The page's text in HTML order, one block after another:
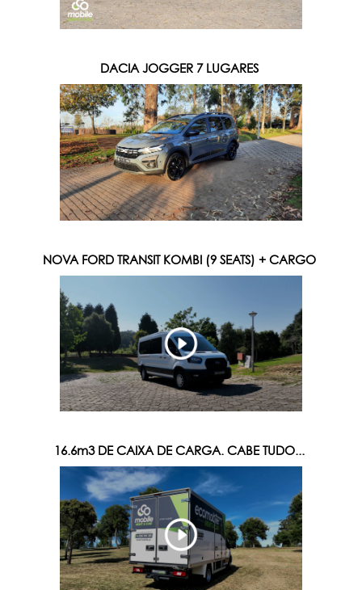
DACIA JOGGER 7 LUGARES
NOVA FORD TRANSIT KOMBI (9 SEATS) + CARGO
16.6m3 DE CAIXA DE CARGA. CABE TUDO...